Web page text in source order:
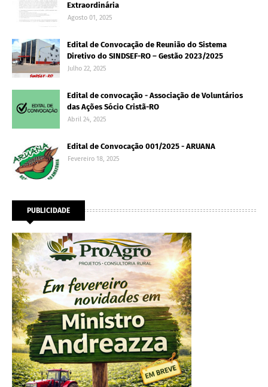
Extraordinária
Agosto 01, 2025
Edital de Convocação de Reunião do Sistema
Diretivo do SINDSEF-RO – Gestão 2023/2025
Julho 22, 2025
Edital de convocação - Associação de Voluntários
das Ações Sócio Cristã-RO
Abril 24, 2025
Edital de Convocação 001/2025 - ARUANA
Fevereiro 18, 2025
PUBLICIDADE